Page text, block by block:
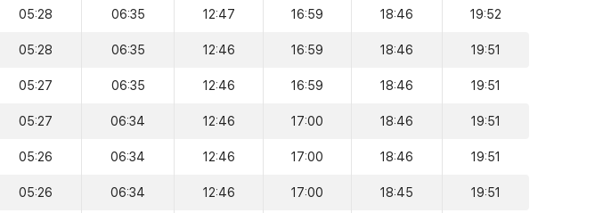
05:28 06:35 12:47 16:59 18:46 19:52
05:28 06:35 12:46 16:59 18:46 19:51
05:27 06:35 12:46 16:59 18:46 19:51
05:27 06:34 12:46 17:00 18:46 19:51
05:26 06:34 12:46 17:00 18:46 19:51
05:26 06:34 12:46 17:00 18:45 19:51